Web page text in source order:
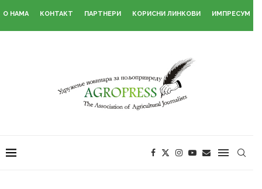
О НАМА КОНТАКТ ПАРТНЕРИ КОРИСНИ ЛИНКОВИ ИМПРЕСУМ